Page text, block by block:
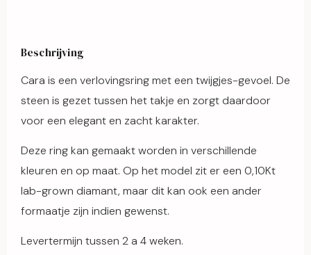
Beschrijving
Cara is een verlovingsring met een twijgjes-gevoel. De
steen is gezet tussen het takje en zorgt daardoor
voor een elegant en zacht karakter.
Deze ring kan gemaakt worden in verschillende
kleuren en op maat. Op het model zit er een 0,10Kt
lab-grown diamant, maar dit kan ook een ander
formaatje zijn indien gewenst.
Levertermijn tussen 2 a 4 weken.